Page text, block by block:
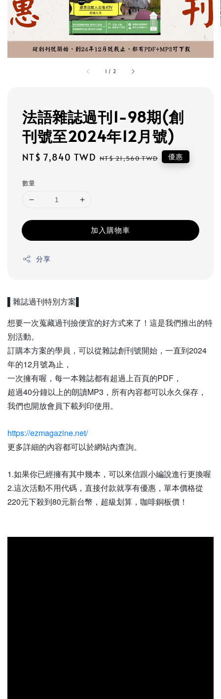
1 / 2
法語雜誌過刊1-98期(創
刊號至2024年12月號)
Sale
NT$ 7,840 TWD Regular
NT$ 21,560 TWD 優惠
數量
加入購物車
分享
▌雜誌過刊特別方案▌
想要一次蒐藏過刊撿便宜的好方式來了！這是我們推出的特
別活動。
訂購本方案的學員，可以從雜誌創刊號開始，一直到2024
年的12月號為止，
一次擁有喔，每一本雜誌都有超過上百頁的PDF，
超過40分鐘以上的朗讀MP3，所有內容都可以永久保存，
我們也開放會員下載列印使用。
https://ezmagazine.net/
更多詳細的內容都可以於網站內查詢。
1.如果你已經擁有其中幾本，可以來信跟小編說進行更換喔
2.這次活動不用代碼，直接付款就享有優惠，單本價格從
220元下殺到80元新台幣，超級划算，咖啡銅板價！